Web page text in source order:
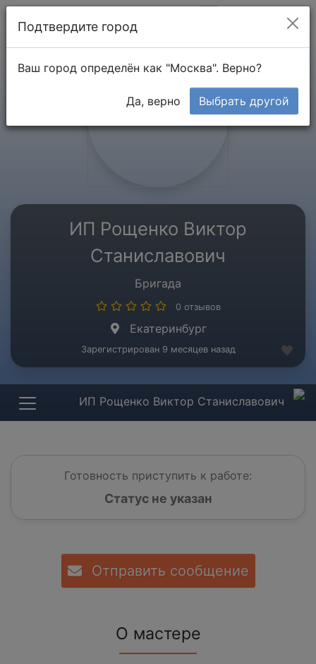
ИП Рощенко Виктор
Станиславович
Бригада
0 отзывов
Екатеринбург
Зарегистрирован 9 месяцев назад
ИП Рощенко Виктор Станиславович
Готовность приступить к работе:
Статус не указан
Отправить сообщение
О мастере
Подтвердите город
Ваш город определён как "Москва". Верно?
Да, верно Выбрать другой